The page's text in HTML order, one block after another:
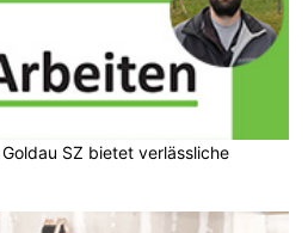
SZ bietet verlässliche